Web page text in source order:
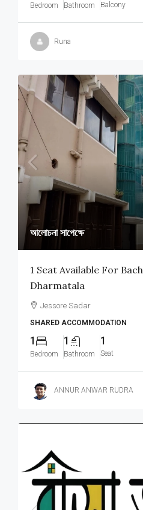
Bedroom Bathroom Balcony
Runa
আলোচনা সাপেক্ষে
1 Seat Available For
Dharmatala
Jessore Sadar
SHARED ACCOMMODATION
1
Bedroom
1
Bathroom
1
Seat
ANNUR ANWAR RUDRA